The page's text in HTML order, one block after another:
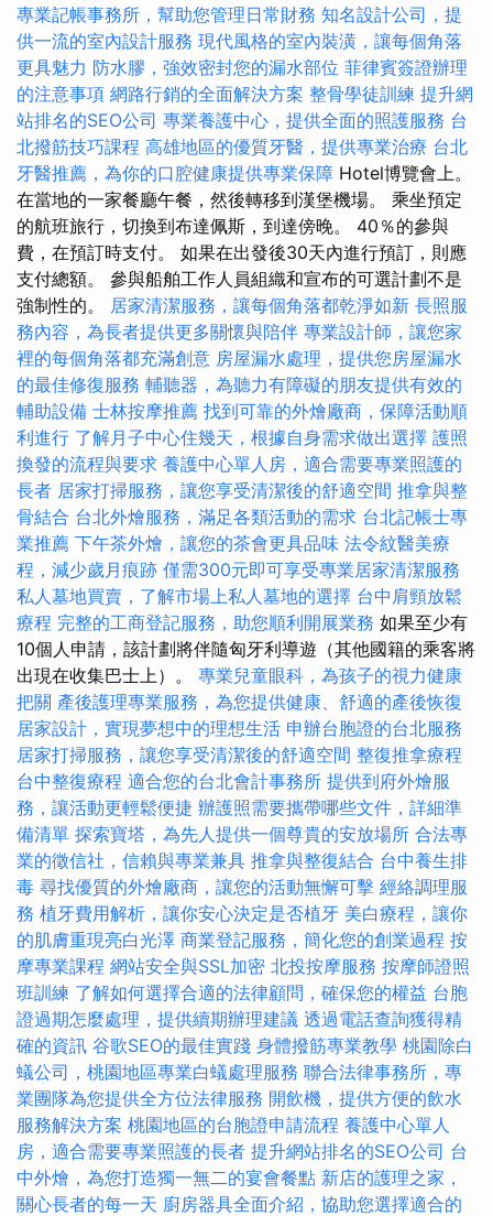
專業記帳事務所，幫助您管理日常財務 知名設計公司，提
供一流的室內設計服務 現代風格的室內裝潢，讓每個角落
更具魅力 防水膠，強效密封您的漏水部位 菲律賓簽證辦理
的注意事項 網路行銷的全面解決方案 整骨學徒訓練 提升網
站排名的SEO公司 專業養護中心，提供全面的照護服務 台
北撥筋技巧課程 高雄地區的優質牙醫，提供專業治療 台北
牙醫推薦，為你的口腔健康提供專業保障 Hotel博覽會上。
在當地的一家餐廳午餐，然後轉移到漢堡機場。 乘坐預定
的航班旅行，切換到布達佩斯，到達傍晚。 40％的參與
費，在預訂時支付。 如果在出發後30天內進行預訂，則應
支付總額。 參與船舶工作人員組織和宣布的可選計劃不是
強制性的。 居家清潔服務，讓每個角落都乾淨如新 長照服
務內容，為長者提供更多關懷與陪伴 專業設計師，讓您家
裡的每個角落都充滿創意 房屋漏水處理，提供您房屋漏水
的最佳修復服務 輔聽器，為聽力有障礙的朋友提供有效的
輔助設備 士林按摩推薦 找到可靠的外燴廠商，保障活動順
利進行 了解月子中心住幾天，根據自身需求做出選擇 護照
換發的流程與要求 養護中心單人房，適合需要專業照護的
長者 居家打掃服務，讓您享受清潔後的舒適空間 推拿與整
骨結合 台北外燴服務，滿足各類活動的需求 台北記帳士專
業推薦 下午茶外燴，讓您的茶會更具品味 法令紋醫美療
程，減少歲月痕跡 僅需300元即可享受專業居家清潔服務
私人墓地買賣，了解市場上私人墓地的選擇 台中肩頸放鬆
療程 完整的工商登記服務，助您順利開展業務 如果至少有
10個人申請，該計劃將伴隨匈牙利導遊（其他國籍的乘客將
出現在收集巴士上）。 專業兒童眼科，為孩子的視力健康
把關 產後護理專業服務，為您提供健康、舒適的產後恢復
居家設計，實現夢想中的理想生活 申辦台胞證的台北服務
居家打掃服務，讓您享受清潔後的舒適空間 整復推拿療程
台中整復療程 適合您的台北會計事務所 提供到府外燴服
務，讓活動更輕鬆便捷 辦護照需要攜帶哪些文件，詳細準
備清單 探索寶塔，為先人提供一個尊貴的安放場所 合法專
業的徵信社，信賴與專業兼具 推拿與整復結合 台中養生排
毒 尋找優質的外燴廠商，讓您的活動無懈可擊 經絡調理服
務 植牙費用解析，讓你安心決定是否植牙 美白療程，讓你
的肌膚重現亮白光澤 商業登記服務，簡化您的創業過程 按
摩專業課程 網站安全與SSL加密 北投按摩服務 按摩師證照
班訓練 了解如何選擇合適的法律顧問，確保您的權益 台胞
證過期怎麼處理，提供續期辦理建議 透過電話查詢獲得精
確的資訊 谷歌SEO的最佳實踐 身體撥筋專業教學 桃園除白
蟻公司，桃園地區專業白蟻處理服務 聯合法律事務所，專
業團隊為您提供全方位法律服務 開飲機，提供方便的飲水
服務解決方案 桃園地區的台胞證申請流程 養護中心單人
房，適合需要專業照護的長者 提升網站排名的SEO公司 台
中外燴，為您打造獨一無二的宴會餐點 新店的護理之家，
關心長者的每一天 廚房器具全面介紹，協助您選擇適合的